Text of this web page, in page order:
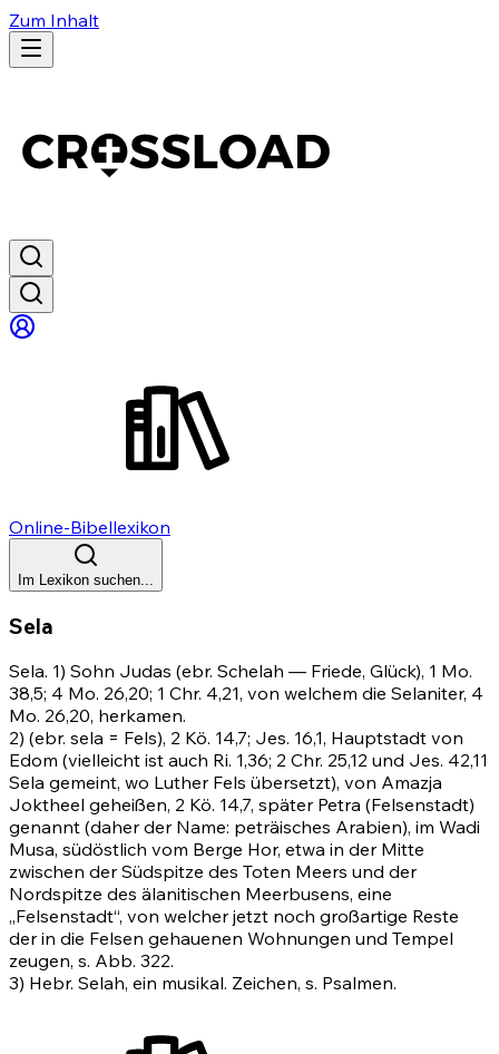
Zum Inhalt
Online-Bibellexikon
Im Lexikon suchen...
Sela
Sela. 1) Sohn Judas (ebr. Schelah — Friede, Glück), 1 Mo.
38,5; 4 Mo. 26,20; 1 Chr. 4,21, von welchem die Selaniter, 4
Mo. 26,20, herkamen.
2) (ebr. sela = Fels), 2 Kö. 14,7; Jes. 16,1, Hauptstadt von
Edom (vielleicht ist auch Ri. 1,36; 2 Chr. 25,12 und Jes. 42,11
Sela gemeint, wo Luther Fels übersetzt), von Amazja
Joktheel geheißen, 2 Kö. 14,7, später Petra (Felsenstadt)
genannt (daher der Name: peträisches Arabien), im Wadi
Musa, südöstlich vom Berge Hor, etwa in der Mitte
zwischen der Südspitze des Toten Meers und der
Nordspitze des älanitischen Meerbusens, eine
„Felsenstadt“, von welcher jetzt noch großartige Reste
der in die Felsen gehauenen Wohnungen und Tempel
zeugen, s. Abb. 322.
3) Hebr. Selah, ein musikal. Zeichen, s. Psalmen.